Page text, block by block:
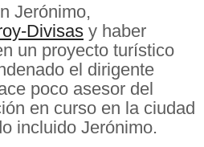
Jerónimo,
Divisas y haber
un proyecto turístico
el dirigente
poco asesor del
en curso en la ciudad
incluido Jerónimo.